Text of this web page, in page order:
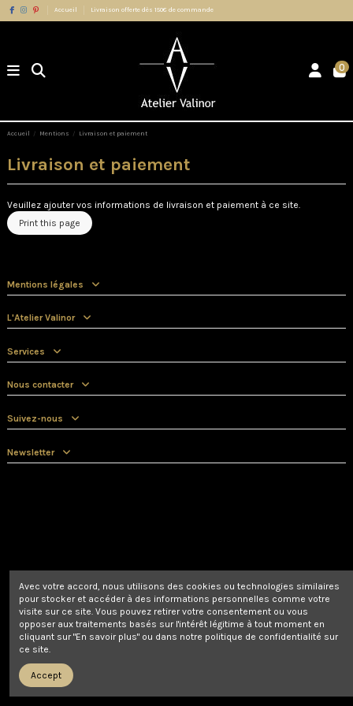
Accueil Livraison offerte dès 150€ de commande
0
Accueil Mentions Livraison et paiement
Livraison et paiement
Veuillez ajouter vos informations de livraison et paiement à ce site.
Mentions légales
L'Atelier Valinor
Services
Nous contacter
Suivez-nous
Newsletter
Avec votre accord, nous utilisons des cookies ou technologies similaires
pour stocker et accéder à des informations personnelles comme votre
visite sur ce site. Vous pouvez retirer votre consentement ou vous
opposer aux traitements basés sur l'intérêt légitime à tout moment en
cliquant sur "En savoir plus" ou dans notre politique de confidentialité sur
ce site.
Accept